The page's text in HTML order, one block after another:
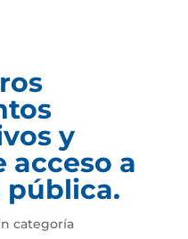
y
acceso a
categoría